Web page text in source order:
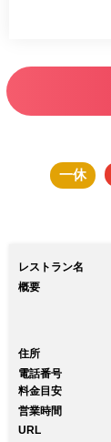
一休
レストラン名
概要
住所
電話番号
料金目安
営業時間
URL